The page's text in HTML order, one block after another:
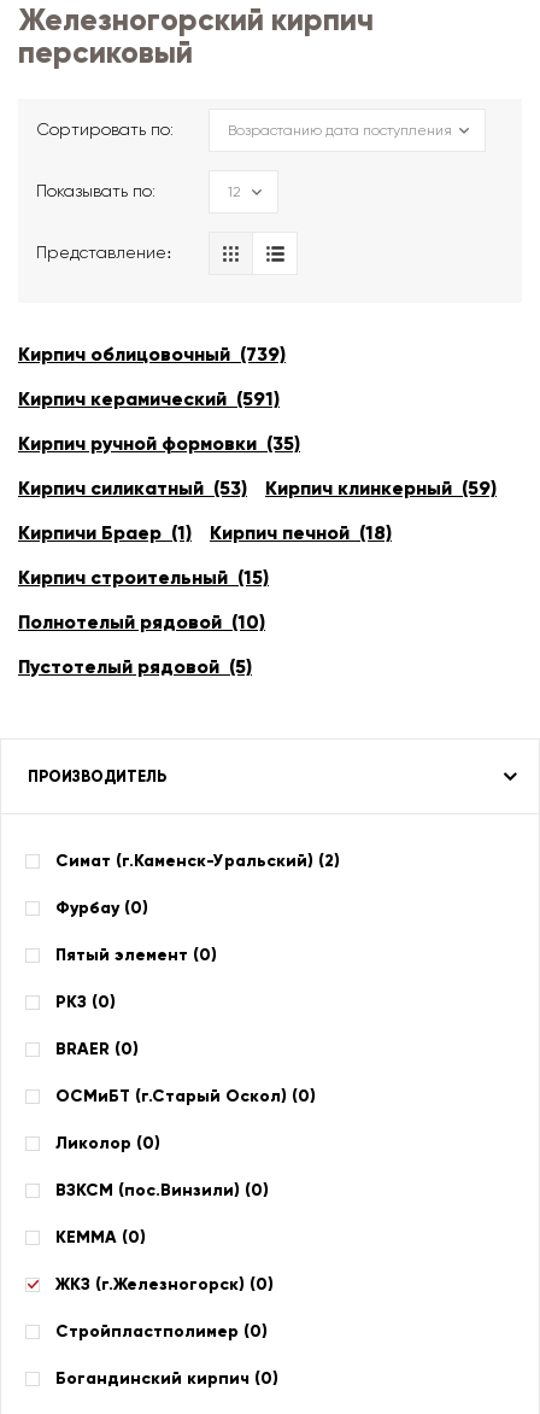
Железногорский кирпич
персиковый
Сортировать по:
Показывать по:
Представление։
Кирпич облицовочный (739)
Кирпич керамический (591)
Кирпич ручной формовки (35)
Кирпич силикатный (53)
Кирпич клинкерный (59)
Кирпичи Браер (1)
Кирпич печной (18)
Кирпич строительный (15)
Полнотелый рядовой (10)
Пустотелый рядовой (5)
ПРОИЗВОДИТЕЛЬ
Симат (г.Каменск-Уральский) (2)
Фурбау (0)
Пятый элемент (0)
РКЗ (0)
BRAER (0)
ОСМиБТ (г.Старый Оскол) (0)
Ликолор (0)
ВЗКСМ (пос.Винзили) (0)
КЕММА (0)
ЖКЗ (г.Железногорск) (0)
Стройпластполимер (0)
Богандинский кирпич (0)